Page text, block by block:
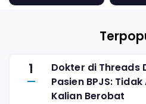
Pandangan
1
Dokter di Threads
Pasien BPJS:
Kalian Berobat